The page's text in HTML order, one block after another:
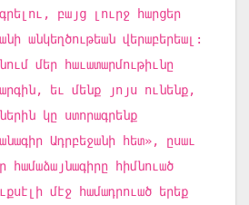
բայց լուրջ հարցեր
անկեղծութեան վերաբերեալ:
մեր հաւատարմութիւնը
եւ մենք յոյս ունենք,
կը ստորագրենք
Ադրբեջանի հետ», ըսաւ
համաձայնագիրը հիմնուած
մէջ համադրուած երեք